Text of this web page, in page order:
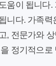
움이 됩니다
니다. 가족
, 전문가와
정기적으